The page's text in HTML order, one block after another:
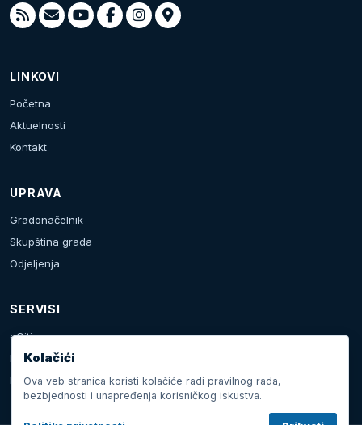
LINKOVI
Početna
Aktuelnosti
Kontakt
UPRAVA
Gradonačelnik
Skupština grada
Odjeljenja
SERVISI
eCitizen
Prijava problema
Kalendar dešavanja
Kolačići
Ova veb stranica koristi kolačiće radi pravilnog rada,
bezbjednosti i unapređenja korisničkog iskustva.